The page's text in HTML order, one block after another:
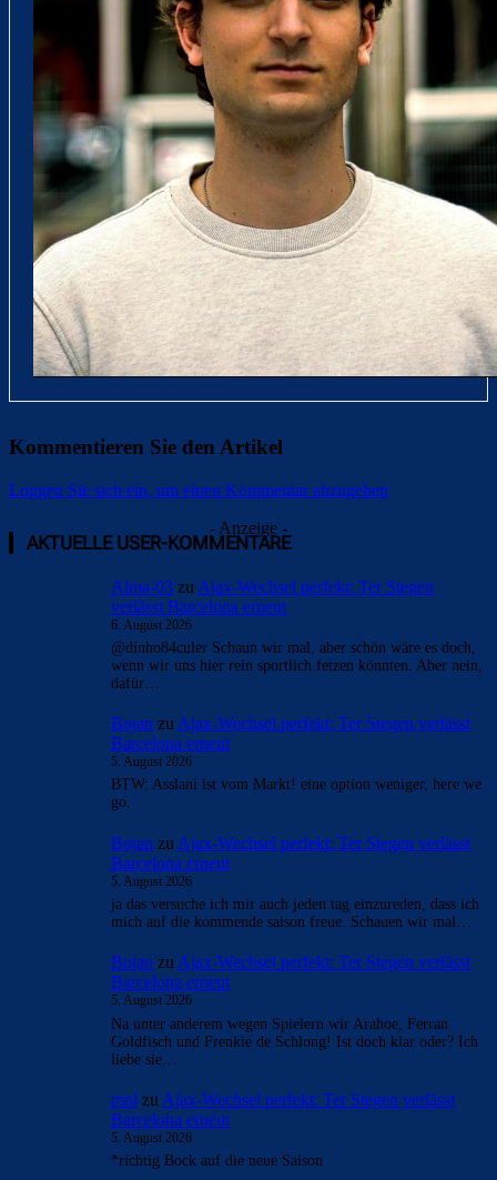
Kommentieren Sie den Artikel
Loggen Sie sich ein, um einen Kommentar abzugeben
- Anzeige -
AKTUELLE USER-KOMMENTARE
Alma-03 zu Ajax-Wechsel perfekt: Ter Stegen
verlässt Barcelona erneut
6. August 2026
@dinho84culer Schaun wir mal, aber schön wäre es doch,
wenn wir uns hier rein sportlich fetzen könnten. Aber nein,
dafür…
Bojan zu Ajax-Wechsel perfekt: Ter Stegen verlässt
Barcelona erneut
5. August 2026
BTW: Asslani ist vom Markt! eine option weniger, here we
go.
Bojan zu Ajax-Wechsel perfekt: Ter Stegen verlässt
Barcelona erneut
5. August 2026
ja das versuche ich mir auch jeden tag einzureden, dass ich
mich auf die kommende saison freue. Schauen wir mal…
Bojan zuAjax-Wechsel perfekt: Ter Stegen verlässt
Barcelona erneut
5. August 2026
Na unter anderem wegen Spielern wir Arahoe, Ferran
Goldfisch und Frenkie de Schlong! Ist doch klar oder? Ich
liebe sie…
mnl zu Ajax-Wechsel perfekt: Ter Stegen verlässt
Barcelona erneut
5. August 2026
*richtig Bock auf die neue Saison